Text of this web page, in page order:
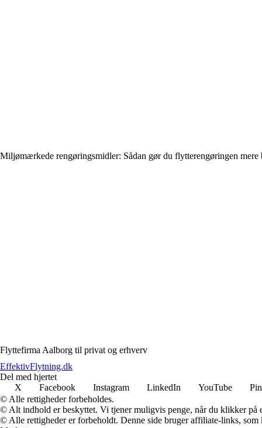
Miljømærkede rengøringsmidler: Sådan gør du flytterengøringen
Flyttefirma Aalborg til privat og erhverv
EffektivFlytning.dk
Del med hjertet
X
Facebook Instagram LinkedIn YouTube
© Alle rettigheder forbeholdes.
© Alt indhold er beskyttet. Vi tjener muligvis penge, når du klikker på
© Alle rettigheder er forbeholdt. Denne side bruger affiliate-links,